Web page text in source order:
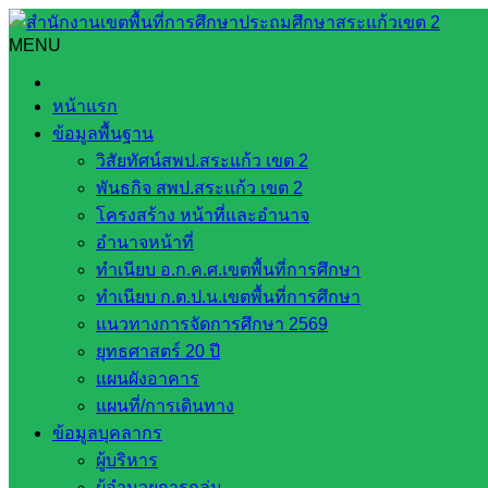
Skip
to
content
MENU
หน้าแรก
ข้อมูลพื้นฐาน
วิสัยทัศน์สพป.สระแก้ว เขต 2
พันธกิจ สพป.สระแก้ว เขต 2
โครงสร้าง หน้าที่และอำนาจ
อำนาจหน้าที่
ทำเนียบ อ.ก.ค.ศ.เขตพื้นที่การศึกษา
ทำเนียบ ก.ต.ป.น.เขตพื้นที่การศึกษา
แนวทางการจัดการศึกษา 2569
ยุทธศาสตร์ 20 ปี
แผนผังอาคาร
แผนที่/การเดินทาง
ข้อมูลบุคลากร
ผู้บริหาร
Search
รายงานผลการบริหารและพัฒนาทรัพยากรบุคคลประจำปีงบประ
รายงานผลการบริหารและพัฒนาทรัพยาก
รายงานผลการบริหารและพัฒนาท
รายงานผลการพัฒนาข้าราชการค
หน่วยงานที่เกี่ยวข้อง
กระทรวงศึกษาธิการ
กระทรวงการอุดมศึกษา
สำนักงานเลขาธิการสภาการศึกษา
สำนักงานคณะกรรมการการอาชีวศึกษา